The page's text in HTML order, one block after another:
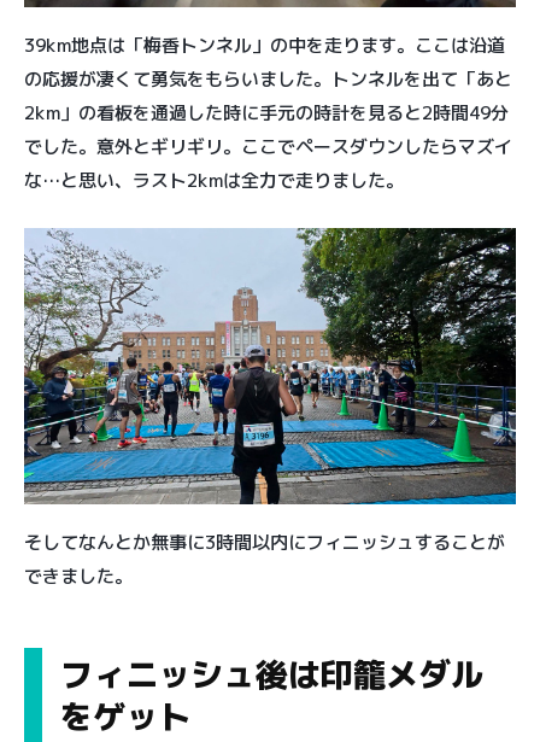
39km地点は「梅香トンネル」の中を走ります。ここは沿道
の応援が凄くて勇気をもらいました。トンネルを出て「あと
2km」の看板を通過した時に手元の時計を見ると2時間49分
でした。意外とギリギリ。ここでペースダウンしたらマズイ
な…と思い、ラスト2kmは全力で走りました。
そしてなんとか無事に3時間以内にフィニッシュすることが
できました。
フィニッシュ後は印籠メダル
をゲット